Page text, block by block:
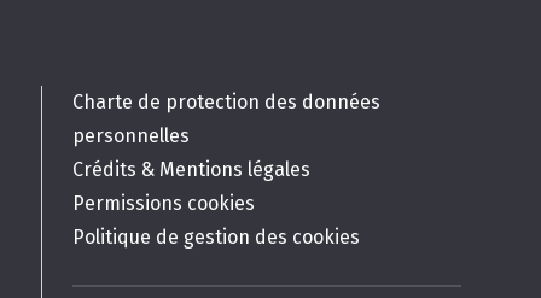
Charte de protection des données
personnelles
Crédits & Mentions légales
Permissions cookies
Politique de gestion des cookies